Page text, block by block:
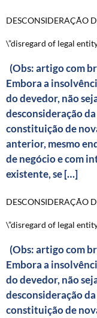
DESCONSIDERAÇÃO
\”disregard of legal
(Obs: artigo com
Embora a
do devedor, não
desconsideração
constituição de
anterior, mesmo
de negócio e com
existente, se […]
DESCONSIDERAÇÃO
\”disregard of legal
(Obs: artigo com
Embora a
do devedor, não
desconsideração
constituição de